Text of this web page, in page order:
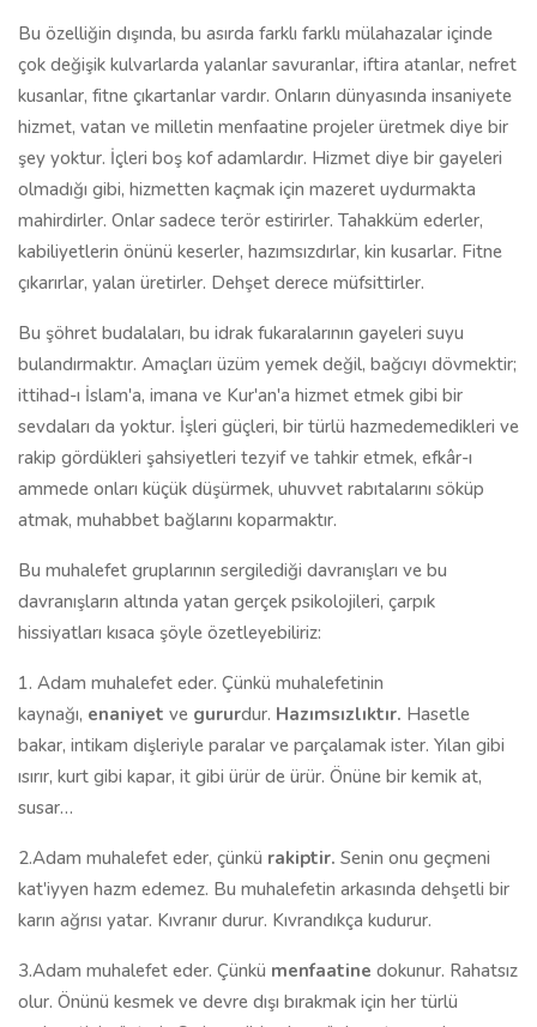
Bu özelliğin dışında, bu asırda farklı farklı mülahazalar içinde
çok değişik kulvarlarda yalanlar savuranlar, iftira atanlar, nefret
kusanlar, fitne çıkartanlar vardır. Onların dünyasında insaniyete
hizmet, vatan ve milletin menfaatine projeler üretmek diye bir
şey yoktur. İçleri boş kof adamlardır. Hizmet diye bir gayeleri
olmadığı gibi, hizmetten kaçmak için mazeret uydurmakta
mahirdirler. Onlar sadece terör estirirler. Tahakküm ederler,
kabiliyetlerin önünü keserler, hazımsızdırlar, kin kusarlar. Fitne
çıkarırlar, yalan üretirler. Dehşet derece müfsittirler.
Bu şöhret budalaları, bu idrak fukaralarının gayeleri suyu
bulandırmaktır. Amaçları üzüm yemek değil, bağcıyı dövmektir;
ittihad-ı İslam'a, imana ve Kur'an'a hizmet etmek gibi bir
sevdaları da yoktur. İşleri güçleri, bir türlü hazmedemedikleri ve
rakip gördükleri şahsiyetleri tezyif ve tahkir etmek, efkâr-ı
ammede onları küçük düşürmek, uhuvvet rabıtalarını söküp
atmak, muhabbet bağlarını koparmaktır.
Bu muhalefet gruplarının sergilediği davranışları ve bu
davranışların altında yatan gerçek psikolojileri, çarpık
hissiyatları kısaca şöyle özetleyebiliriz:
1. Adam muhalefet eder. Çünkü muhalefetinin
kaynağı, enaniyet ve gururdur. Hazımsızlıktır. Hasetle
bakar, intikam dişleriyle paralar ve parçalamak ister. Yılan gibi
ısırır, kurt gibi kapar, it gibi ürür de ürür. Önüne bir kemik at,
susar…
2.Adam muhalefet eder, çünkü rakiptir. Senin onu geçmeni
kat'iyyen hazm edemez. Bu muhalefetin arkasında dehşetli bir
karın ağrısı yatar. Kıvranır durur. Kıvrandıkça kudurur.
3.Adam muhalefet eder. Çünkü menfaatine dokunur. Rahatsız
olur. Önünü kesmek ve devre dışı bırakmak için her türlü